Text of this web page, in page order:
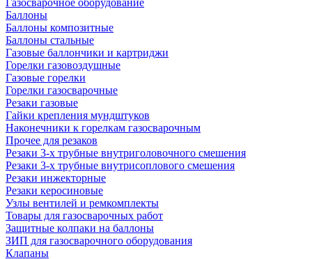
Газосварочное оборудование
Баллоны
Баллоны композитные
Баллоны стальные
Газовые баллончики и картриджи
Горелки газовоздушные
Газовые горелки
Горелки газосварочные
Резаки газовые
Гайки крепления мундштуков
Наконечники к горелкам газосварочным
Прочее для резаков
Резаки 3-х трубные внутриголовочного смешения
Резаки 3-х трубные внутрисоплового смешения
Резаки инжекторные
Резаки керосиновые
Узлы вентилей и ремкомплекты
Товары для газосварочных работ
Защитные колпаки на баллоны
ЗИП для газосварочного оборудования
Клапаны